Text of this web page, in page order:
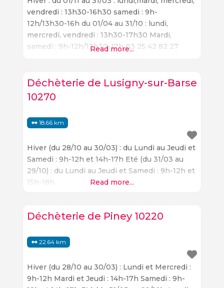
vendredi : 13h30-16h30 samedi : 9h-
12h/13h30-16h du 01/04 au 31/10 : lundi,
mercredi, vendredi : 13h30-17h30 Mardi,
samedi : 9h-12h/13h30-17h 03 25 42 82 27
Read more...
Déchèterie de Lusigny-sur-Barse
10270
18.66 km
Hiver (du 28/10 au 30/03) : du Lundi au Jeudi et
Samedi : 9h-12h et 14h-17h Eté (du 31/03 au
29/10) : du Lundi au Jeudi et Samedi : 9h-12h et
15h-18h
Read more...
Déchèterie de Piney 10220
22.64 km
Hiver (du 28/10 au 30/03) : Lundi et Mercredi :
9h-12h Mardi et Jeudi : 14h-17h Samedi : 9h-